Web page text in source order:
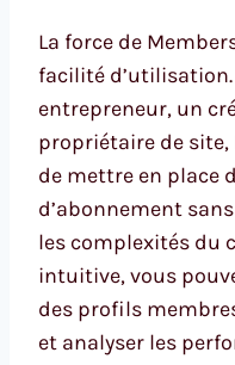
La force de
facilité d’utilisation.
entrepreneur, un
propriétaire de
de mettre en place
d’abonnement
les complexités du
intuitive, vous
des profils
et analyser les